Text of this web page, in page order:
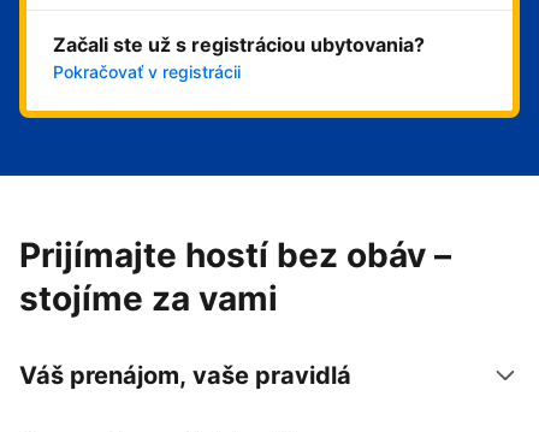
Začali ste už s registráciou ubytovania?
Pokračovať v registrácii
Prijímajte hostí bez obáv –
stojíme za vami
Váš prenájom, vaše pravidlá